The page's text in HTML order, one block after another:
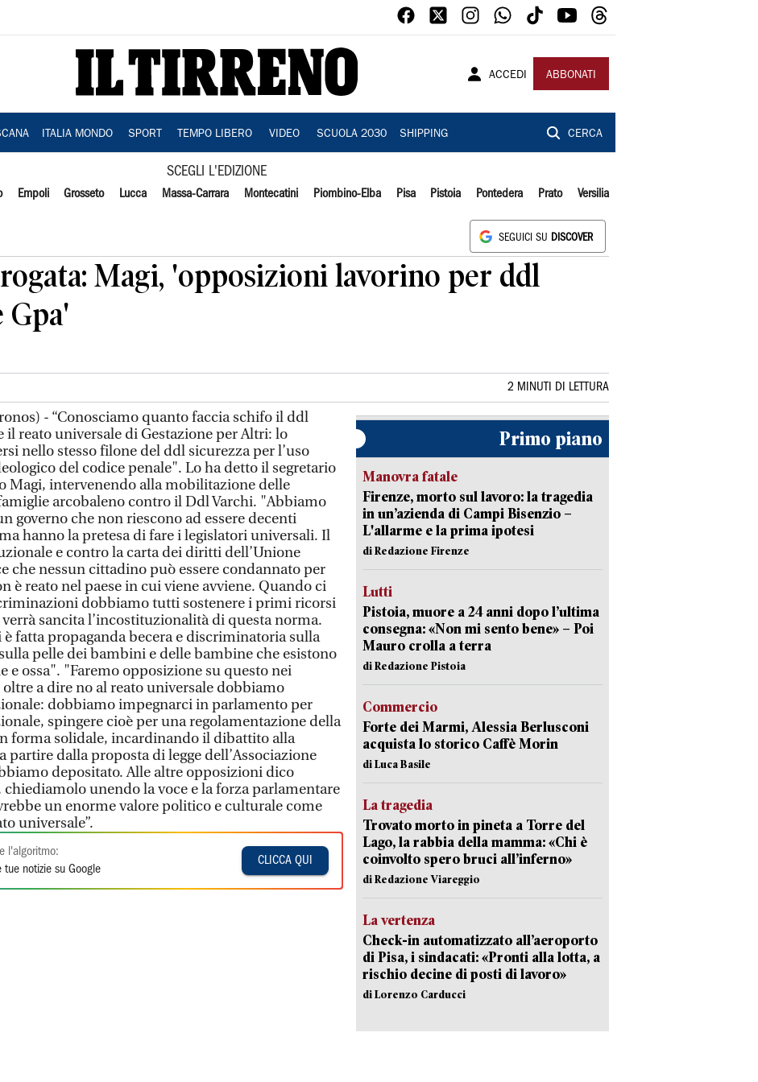
ACCEDI ABBONATI
ITALIA MONDO SPORT TEMPO LIBERO VIDEO SCUOLA 2030 SHIPPING CERCA
SCEGLI L'EDIZIONE
Empoli Grosseto Lucca Massa-Carrara Montecatini Piombino-Elba Pisa Pistoia Pontedera Prato Versilia
SEGUICI SU DISCOVER
Magi, 'opposizioni lavorino per ddl
Gpa'
2 MINUTI DI LETTURA
- “Conosciamo quanto faccia schifo il ddl
il reato universale di Gestazione per Altri: lo
nello stesso filone del ddl sicurezza per l’uso
del codice penale". Lo ha detto il segretario
Magi, intervenendo alla mobilitazione delle
arcobaleno contro il Ddl Varchi. "Abbiamo
governo che non riescono ad essere decenti
hanno la pretesa di fare i legislatori universali. Il
e contro la carta dei diritti dell’Unione
che nessun cittadino può essere condannato per
è reato nel paese in cui viene avviene. Quando ci
dobbiamo tutti sostenere i primi ricorsi
sancita l’incostituzionalità di questa norma.
fatta propaganda becera e discriminatoria sulla
pelle dei bambini e delle bambine che esistono
e ossa". "Faremo opposizione su questo nei
a dire no al reato universale dobbiamo
dobbiamo impegnarci in parlamento per
spingere cioè per una regolamentazione della
forma solidale, incardinando il dibattito alla
partire dalla proposta di legge dell’Associazione
depositato. Alle altre opposizioni dico
unendo la voce e la forza parlamentare
un enorme valore politico e culturale come
universale”.
l'algoritmo:
notizie su Google
CLICCA QUI
Primo piano
Manovra fatale
Firenze, morto sul lavoro: la tragedia
in un’azienda di Campi Bisenzio –
L'allarme e la prima ipotesi
di Redazione Firenze
Lutti
Pistoia, muore a 24 anni dopo l’ultima
consegna: «Non mi sento bene» – Poi
Mauro crolla a terra
di Redazione Pistoia
Commercio
Forte dei Marmi, Alessia Berlusconi
acquista lo storico Caffè Morin
di Luca Basile
La tragedia
Trovato morto in pineta a Torre del
Lago, la rabbia della mamma: «Chi è
coinvolto spero bruci all’inferno»
di Redazione Viareggio
La vertenza
Check-in automatizzato all’aeroporto
di Pisa, i sindacati: «Pronti alla lotta, a
rischio decine di posti di lavoro»
di Lorenzo Carducci